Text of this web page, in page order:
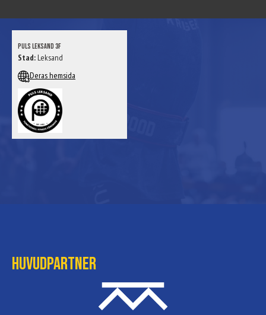
Puls Leksand 3F
Stad: Leksand
Deras hemsida
Huvudpartner